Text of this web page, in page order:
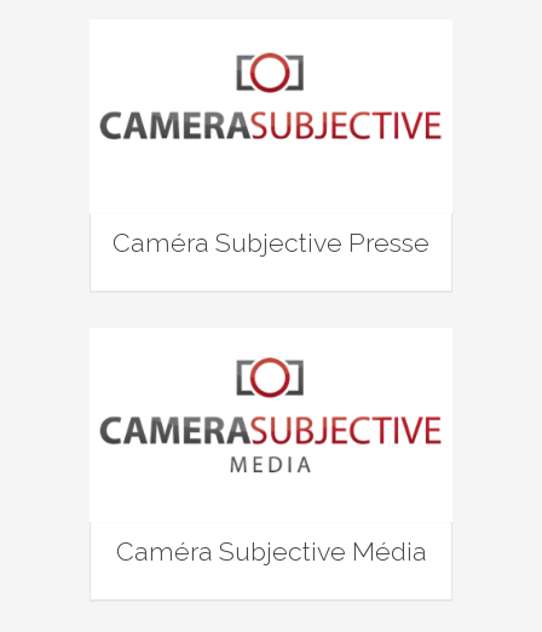
Caméra Subjective Presse
Caméra Subjective Média